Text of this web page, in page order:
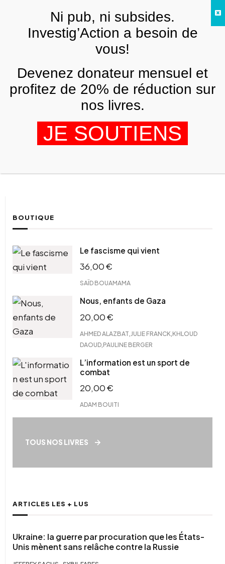
Grand Remplacement
Christchurch : D’Alain
Finkielkraut à Brenton Tarrant
BOUTIQUE
Le fascisme qui vient
36,00€
SAÏD BOUAMAMA
Nous, enfants de Gaza
20,00€
AHMED ALAZBAT JULIE FRANCK KHLOUD
DAOUD PAULINE BERGER
L’information est un sport de
combat
20,00€
ADAM BOUITI
TOUS NOS LIVRES
ARTICLES LES + LUS
Ukraine: la guerre par procuration que les États-
Unis mènent sans relâche contre la Russie
FRNi pub, ni subsides.
Investig’Action a besoin de
vous!
Devenez donateur mensuel et
profitez de 20% de réduction sur
nos livres.
JE SOUTIENS